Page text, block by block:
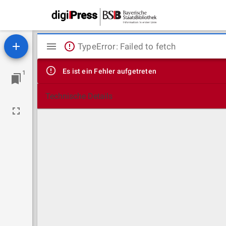
1
Mirador
Viewer
TypeError: Failed to fetch
Es ist ein Fehler aufgetreten
Technische Details